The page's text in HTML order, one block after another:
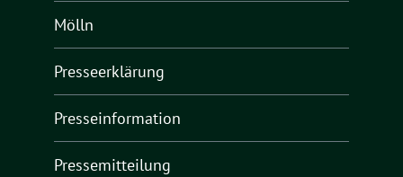
Mölln
Presseerklärung
Presseinformation
Pressemitteilung